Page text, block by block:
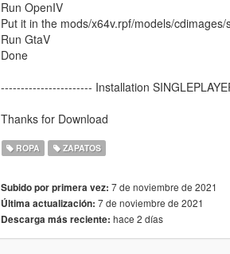
Run OpenIV
Put it in the mods/x64v.rpf/models/
Run GtaV
Done
----------------------- Installation
Thanks for Download
ROPA ZAPATOS
Subido por primera vez: 7 de noviembre de 2021
Última actualización: 7 de noviembre de 2021
Descarga más reciente: hace 2 días